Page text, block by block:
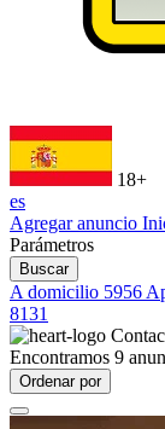
18+
es
Agregar anuncio
Parámetros
Buscar
A domicilio 5956
8131
Encontramos 9
Ordenar por